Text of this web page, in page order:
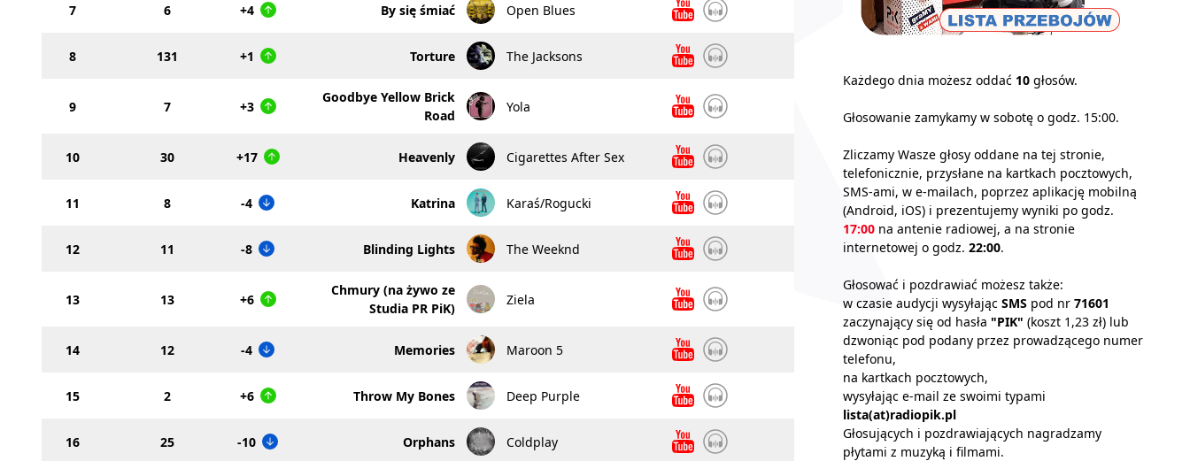
7 6 +4 By się śmiać Open Blues
8 131 +1 Torture The Jacksons
9 7 +3
Goodbye Yellow Brick
Road
Yola
10 30 +17 Heavenly Cigarettes After Sex
11 8 -4 Katrina Karaś/Rogucki
12 11 -8 Blinding Lights The Weeknd
13 13 +6
Chmury (na żywo ze
Studia PR PiK)
Ziela
14 12 -4 Memories Maroon 5
15 2 +6 Throw My Bones Deep Purple
16 25 -10 Orphans Coldplay
Każdego dnia możesz oddać 10 głosów.
Głosowanie zamykamy w sobotę o godz. 15:00.
Zliczamy Wasze głosy oddane na tej stronie,
telefonicznie, przysłane na kartkach pocztowych,
SMS-ami, w e-mailach, poprzez aplikację mobilną
(Android, iOS) i prezentujemy wyniki po godz.
17:00 na antenie radiowej, a na stronie
internetowej o godz. 22:00.
Głosować i pozdrawiać możesz także:
w czasie audycji wysyłając SMS pod nr 71601
zaczynający się od hasła "PIK" (koszt 1,23 zł) lub
dzwoniąc pod podany przez prowadzącego numer
telefonu,
na kartkach pocztowych,
wysyłając e-mail ze swoimi typami
lista(at)radiopik.pl
Głosujących i pozdrawiających nagradzamy
płytami z muzyką i filmami.